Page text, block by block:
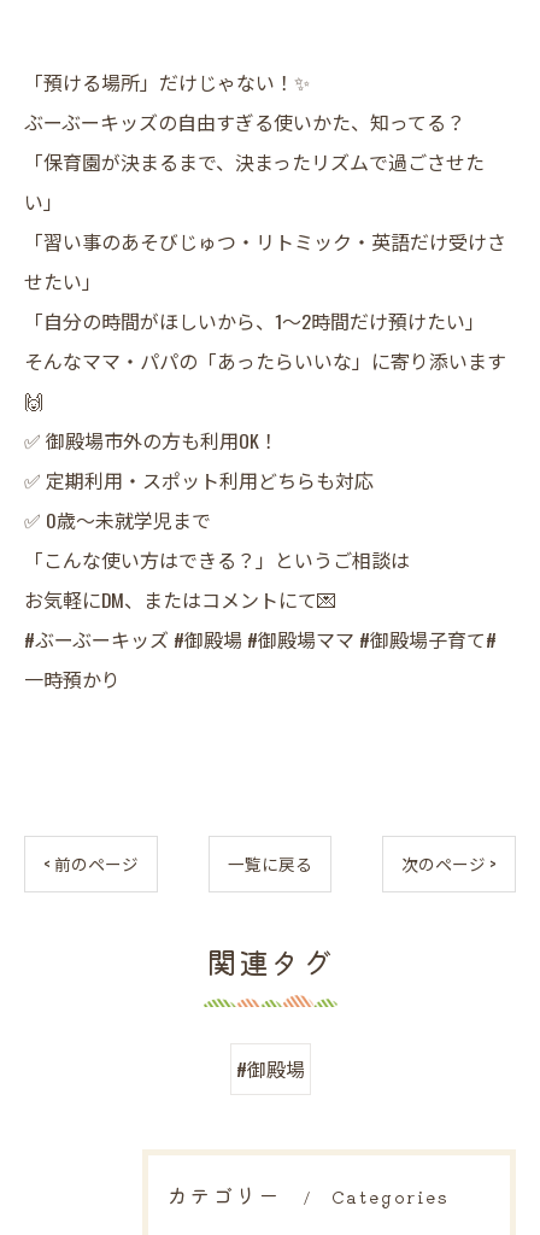
「預ける場所」だけじゃない！✨
ぶーぶーキッズの自由すぎる使いかた、知ってる？
​「保育園が決まるまで、決まったリズムで過ごさせた
い」
「習い事のあそびじゅつ・リトミック・英語だけ受けさ
せたい」
「自分の時間がほしいから、1〜2時間だけ預けたい」
​そんなママ・パパの「あったらいいな」に寄り添います
🙌
​✅ 御殿場市外の方も利用OK！
✅ 定期利用・スポット利用どちらも対応
✅ 0歳〜未就学児まで
​「こんな使い方はできる？」というご相談は
お気軽にDM、またはコメントにて💌
​#ぶーぶーキッズ #御殿場 #御殿場ママ #御殿場子育て#
一時預かり
< 前のページ 一覧に戻る 次のページ >
関連タグ
#御殿場
カテゴリー Categories